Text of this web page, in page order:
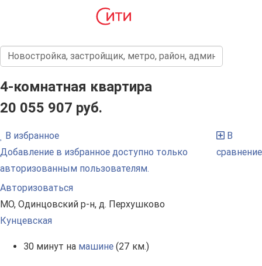
4-комнатная квартира
20 055 907 руб.
В избранное
Добавление в избранное доступно только
авторизованным пользователям.
Авторизоваться
В
сравнение
МО, Одинцовский р-н, д. Перхушково
Кунцевская
30 минут на машине (27 км.)